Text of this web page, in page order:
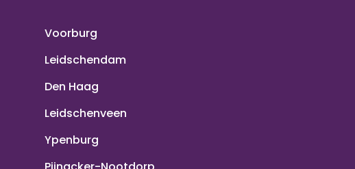
Voorburg
Leidschendam
Den Haag
Leidschenveen
Ypenburg